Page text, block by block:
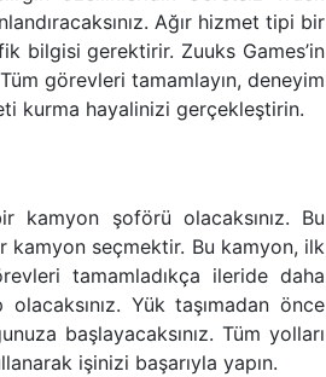
Ağır hizmet tipi bir
bilgisi gerektirir. Zuuks Games’in
görevleri tamamlayın, deneyim
kurma hayalinizi gerçekleştirin.
kamyon şoförü olacaksınız. Bu
kamyon seçmektir. Bu kamyon, ilk
tamamladıkça ileride daha
Yük taşımadan önce
başlayacaksınız. Tüm yolları
işinizi başarıyla yapın.